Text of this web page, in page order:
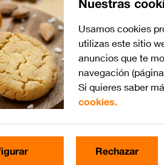
Usamos cookies
utilizas este sitio
anuncios que te
navegación
Si quieres saber
cookies.
Rechazar